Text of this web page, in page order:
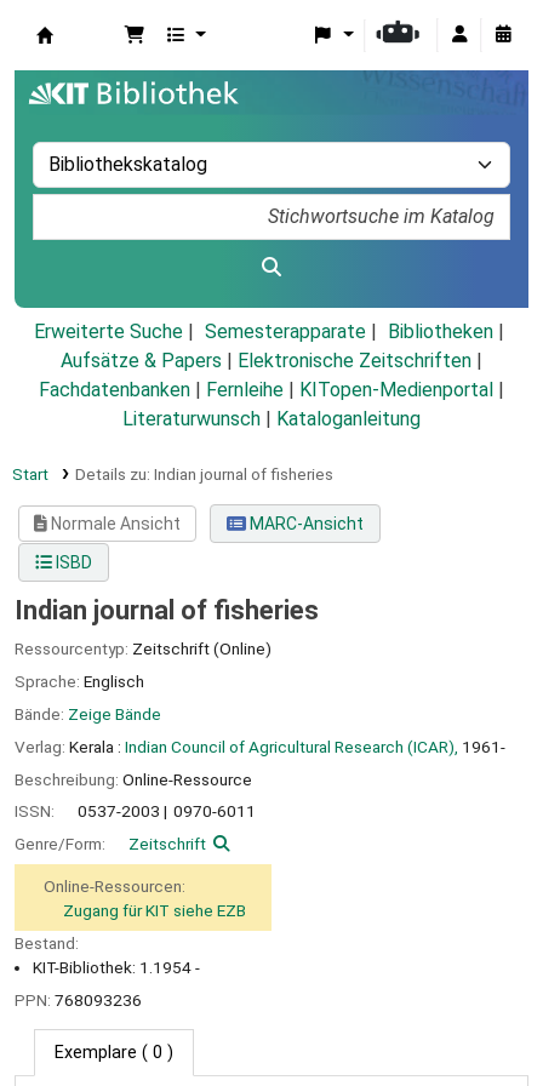
Erweiterte Suche Semesterapparate
Bibliotheken
Aufsätze & Papers
Elektronische Zeitschriften
Fachdatenbanken
Fernleihe KITopen-Medienportal
Literaturwunsch
Kataloganleitung
Start Details zu: Indian journal of fisheries
Normale Ansicht
MARC-Ansicht
ISBD
Indian journal of fisheries
Ressourcentyp: Zeitschrift (Online)
Sprache: Englisch
Bände: Zeige Bände
Verlag: Kerala : Indian Council of Agricultural Research (ICAR), 1961-
Beschreibung: Online-Ressource
ISSN:
0537-2003
0970-6011
Genre/Form:
Zeitschrift
Online-Ressourcen:
Zugang für KIT siehe EZB
Bestand:
KIT-Bibliothek: 1.1954 -
PPN: 768093236
Exemplare ( 0 )